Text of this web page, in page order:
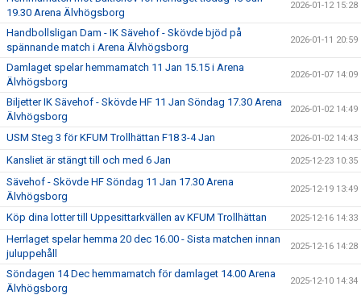
19.30 Arena Älvhögsborg
2026-01-12 15:28
Handbollsligan Dam - IK Sävehof - Skövde bjöd på
spännande match i Arena Älvhögsborg
2026-01-11 20:59
Damlaget spelar hemmamatch 11 Jan 15.15 i Arena
Älvhögsborg
2026-01-07 14:09
Biljetter IK Sävehof - Skövde HF 11 Jan Söndag 17.30 Arena
Älvhögsborg
2026-01-02 14:49
USM Steg 3 för KFUM Trollhättan F18 3-4 Jan 2026-01-02 14:43
Kansliet är stängt till och med 6 Jan 2025-12-23 10:35
Sävehof - Skövde HF Söndag 11 Jan 17.30 Arena
Älvhögsborg
2025-12-19 13:49
Köp dina lotter till Uppesittarkvällen av KFUM Trollhättan 2025-12-16 14:33
Herrlaget spelar hemma 20 dec 16.00 - Sista matchen innan
juluppehåll
2025-12-16 14:28
Söndagen 14 Dec hemmamatch för damlaget 14.00 Arena
Älvhögsborg
2025-12-10 14:34